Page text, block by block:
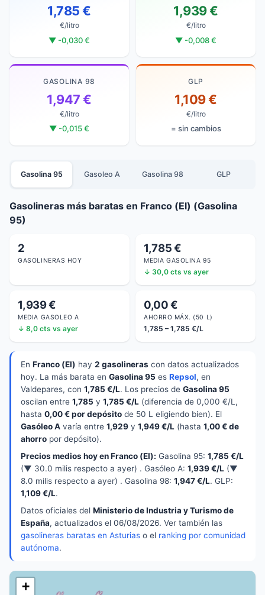
1,785 €
€/litro
▼ -0,030 €
1,939 €
€/litro
▼ -0,008 €
GASOLINA 98
1,947 €
€/litro
▼ -0,015 €
GLP
1,109 €
€/litro
= sin cambios
Gasolina 95 Gasoleo A Gasolina 98 GLP
Gasolineras más baratas en Franco (El) (Gasolina
95)
2
GASOLINERAS HOY
1,785 €
MEDIA GASOLINA 95
↓ 30,0 cts vs ayer
1,939 €
MEDIA GASOLEO A
↓ 8,0 cts vs ayer
0,00 €
AHORRO MÁX. (50 L)
1,785 – 1,785 €/L
En Franco (El) hay 2 gasolineras con datos actualizados
hoy. La más barata en Gasolina 95 es Repsol, en
Valdepares, con 1,785 €/L. Los precios de Gasolina 95
oscilan entre 1,785 y 1,785 €/L (diferencia de 0,000 €/L,
hasta 0,00 € por depósito de 50 L eligiendo bien). El
Gasóleo A varía entre 1,929 y 1,949 €/L (hasta 1,00 € de
ahorro por depósito).
Precios medios hoy en Franco (El): Gasolina 95: 1,785 €/L
(▼ 30.0 milis respecto a ayer) . Gasóleo A: 1,939 €/L (▼
8.0 milis respecto a ayer) . Gasolina 98: 1,947 €/L. GLP:
1,109 €/L.
Datos oficiales del Ministerio de Industria y Turismo de
España, actualizados el 06/08/2026. Ver también las
gasolineras baratas en Asturias o el ranking por comunidad
autónoma.
+